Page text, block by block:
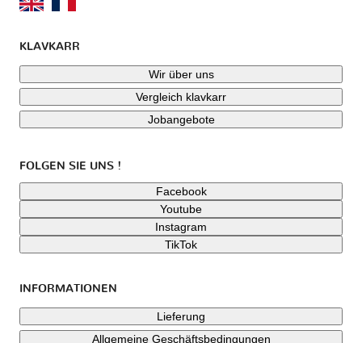
KLAVKARR
Wir über uns
Vergleich klavkarr
Jobangebote
FOLGEN SIE UNS !
Facebook
Youtube
Instagram
TikTok
INFORMATIONEN
Lieferung
Allgemeine Geschäftsbedingungen